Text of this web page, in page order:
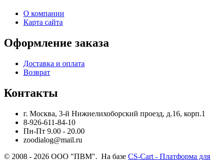
О компании
Карта сайта
Оформление заказа
Доставка и оплата
Возврат
Контакты
г. Москва, 3-й Нижнелихоборский проезд, д.16, корп.1
8-926-611-84-10
Пн-Пт 9.00 - 20.00
zoodialog@mail.ru
© 2008 - 2026 ООО "ПВМ". На базе CS-Cart - Платформа для